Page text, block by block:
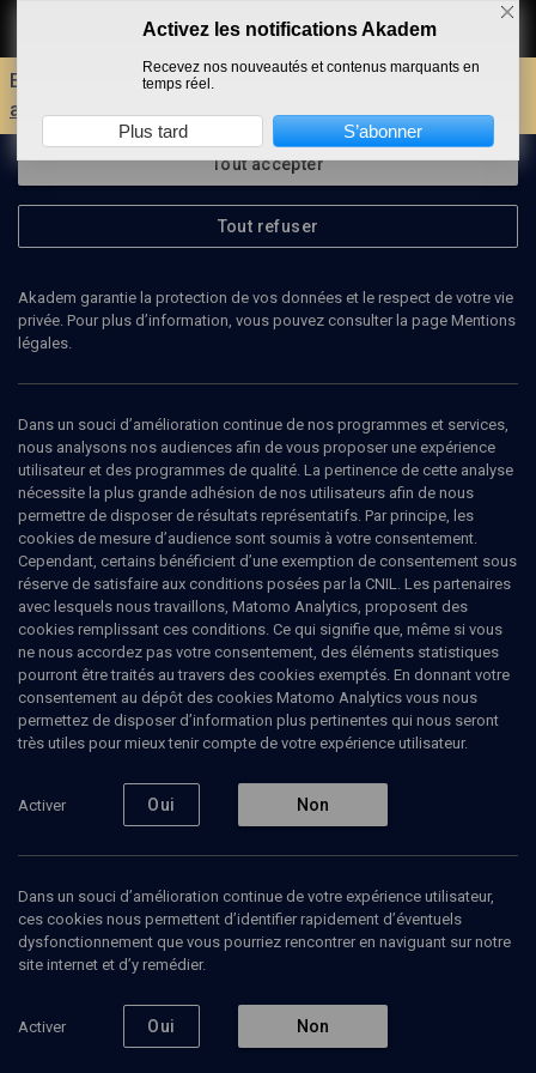
Faire un don
Envie d'encore plus d'AKADEM ?
Découvrez les
avantages d'un compte !
Ajouter Partager J’aime
Abonnez-vous à notre newsletter
Société La rédaction
Tout accepter
Tout refuser
Akadem garantie la protection de vos données et le respect de votre vie
privée. Pour plus d’information, vous pouvez consulter la page Mentions
légales.
Dans un souci d’amélioration continue de nos programmes et services,
nous analysons nos audiences afin de vous proposer une expérience
utilisateur et des programmes de qualité. La pertinence de cette analyse
nécessite la plus grande adhésion de nos utilisateurs afin de nous
permettre de disposer de résultats représentatifs. Par principe, les
cookies de mesure d’audience sont soumis à votre consentement.
Cependant, certains bénéficient d’une exemption de consentement sous
réserve de satisfaire aux conditions posées par la CNIL. Les partenaires
avec lesquels nous travaillons, Matomo Analytics, proposent des
cookies remplissant ces conditions. Ce qui signifie que, même si vous
ne nous accordez pas votre consentement, des éléments statistiques
pourront être traités au travers des cookies exemptés. En donnant votre
consentement au dépôt des cookies Matomo Analytics vous nous
permettez de disposer d’information plus pertinentes qui nous seront
très utiles pour mieux tenir compte de votre expérience utilisateur.
Activer Oui Non
Dans un souci d’amélioration continue de votre expérience utilisateur,
ces cookies nous permettent d’identifier rapidement d’éventuels
dysfonctionnement que vous pourriez rencontrer en naviguant sur notre
site internet et d’y remédier.
Activer Oui Non
Activez les notifications Akadem
Recevez nos nouveautés et contenus marquants en
temps réel.
Plus tard S’abonner